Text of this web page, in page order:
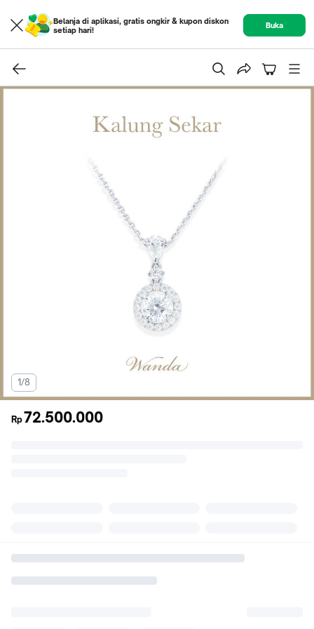
Belanja di aplikasi, gratis ongkir & kupon diskon
setiap hari!
Buka
1/8
Rp72.500.000